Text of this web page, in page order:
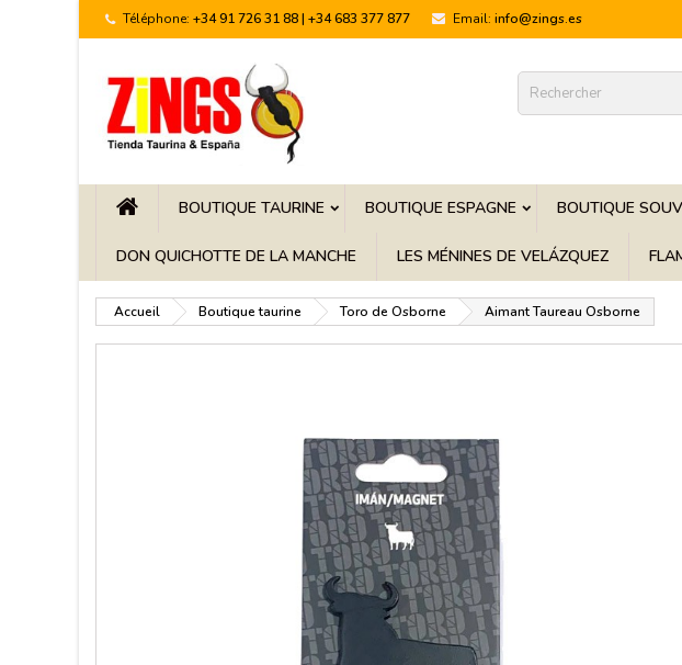
Téléphone: +34 91 726 31 88 | +34 683 377 877 Email: info@zings.es
BOUTIQUE TAURINE BOUTIQUE ESPAGNE BOUTIQUE
DON QUICHOTTE DE LA MANCHE LES MÉNINES DE VELÁZQUEZ
Accueil Boutique taurine Toro de Osborne Aimant Taureau Osborne